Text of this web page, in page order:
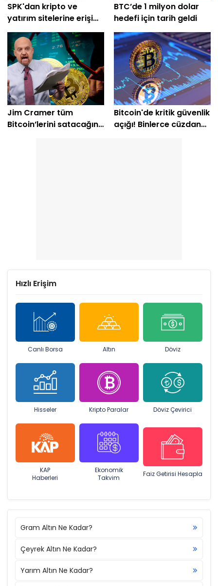
SPK'dan kripto ve
yatırım sitelerine erişim
engeli
BTC’de 1 milyon dolar
hedefi için tarih geldi
Jim Cramer tüm
Bitcoin’lerini satacağını
Bitcoin'de kritik güvenlik
açığı! Binlerce cüzdan
Hızlı Erişim
Canlı Borsa Altın Döviz
Hisseler Kripto Paralar Döviz Çevirici
KAP
Haberleri
Ekonomik
Takvim
Faiz Getirisi Hesapla
Gram Altın Ne Kadar?
Çeyrek Altın Ne Kadar?
Yarım Altın Ne Kadar?